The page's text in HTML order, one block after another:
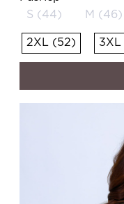
S (44)
M (46)
2XL (52)